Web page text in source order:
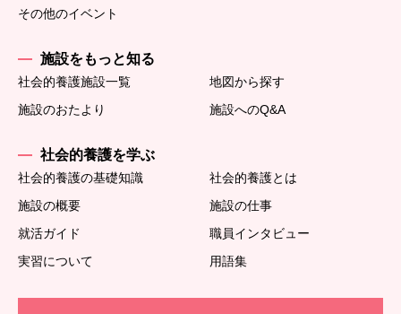
その他のイベント
施設をもっと知る
社会的養護施設一覧
地図から探す
施設のおたより
施設へのQ&A
社会的養護を学ぶ
社会的養護の基礎知識
社会的養護とは
施設の概要
施設の仕事
就活ガイド
職員インタビュー
実習について
用語集